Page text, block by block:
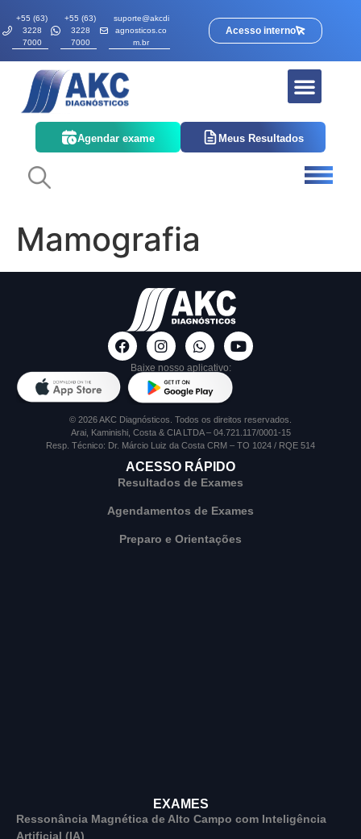
+55 (63)
3228
7000
+55 (63)
3228
7000
suporte@akcdi
agnosticos.co
m.br
Acesso interno
Agendar exame Meus Resultados
Mamografia
Baixe nosso aplicativo:
© 2026 AKC Diagnósticos. Todos os direitos reservados.
Arai, Kaminishi, Costa & CIA LTDA – 04.721.117/0001-15
Resp. Técnico: Dr. Márcio Luiz da Costa CRM – TO 1024 / RQE 514
ACESSO RÁPIDO
Resultados de Exames
Agendamentos de Exames
Preparo e Orientações
EXAMES
Ressonância Magnética de Alto Campo com Inteligência
Artificial (IA)